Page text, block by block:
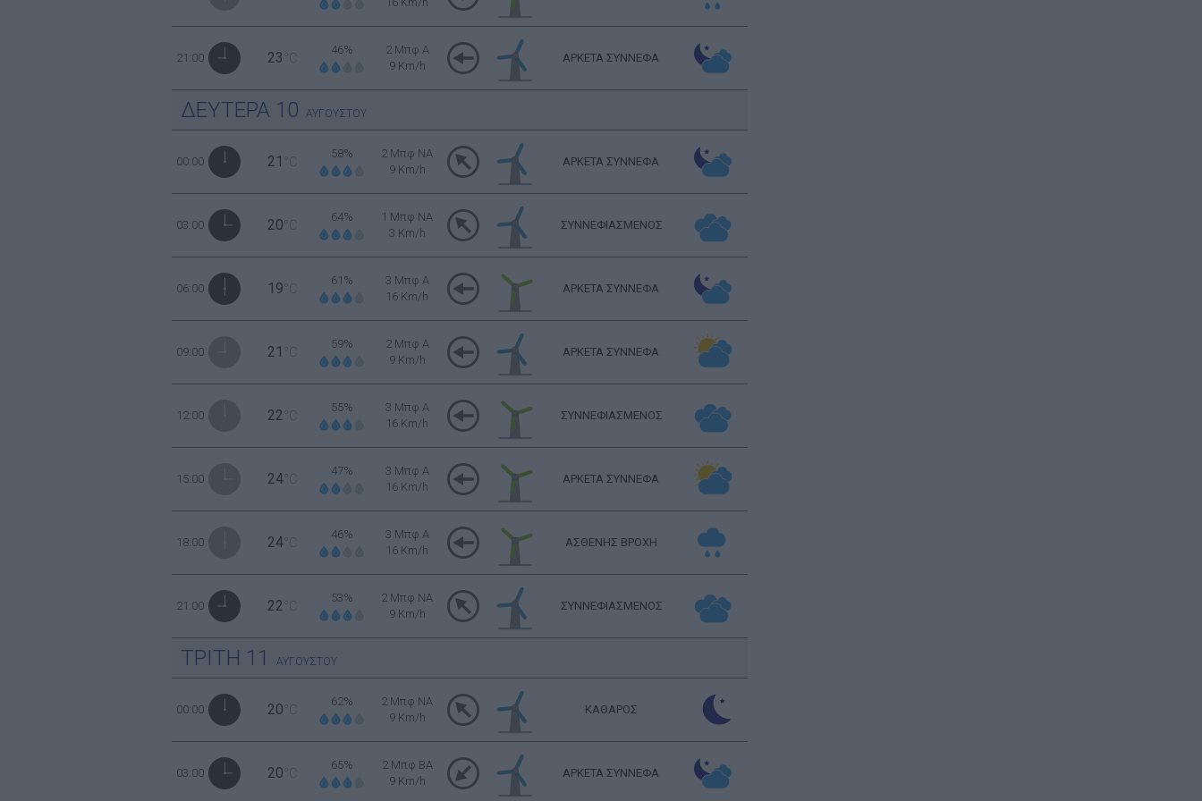
21:00 23 °C
46%
2 Μπφ Α
9 Km/h
ΑΡΚΕΤΑ ΣΥΝΝΕΦΑ
ΔΕΥΤΕΡΑ 10 ΑΥΓΟΥΣΤΟΥ
00:00 21 °C
58%
2 Μπφ NA
9 Km/h
ΑΡΚΕΤΑ ΣΥΝΝΕΦΑ
03:00 20 °C
64%
1 Μπφ NA
3 Km/h
ΣΥΝΝΕΦΙΑΣΜΕΝΟΣ
06:00 19 °C
61%
3 Μπφ Α
16 Km/h
ΑΡΚΕΤΑ ΣΥΝΝΕΦΑ
09:00 21 °C
59%
2 Μπφ Α
9 Km/h
ΑΡΚΕΤΑ ΣΥΝΝΕΦΑ
12:00 22 °C
55%
3 Μπφ Α
16 Km/h
ΣΥΝΝΕΦΙΑΣΜΕΝΟΣ
15:00 24 °C
47%
3 Μπφ Α
16 Km/h
ΑΡΚΕΤΑ ΣΥΝΝΕΦΑ
18:00 24 °C
46%
3 Μπφ Α
16 Km/h
ΑΣΘΕΝΗΣ ΒΡΟΧΗ
21:00 22 °C
53%
2 Μπφ NA
9 Km/h
ΣΥΝΝΕΦΙΑΣΜΕΝΟΣ
ΤΡΙΤΗ 11 ΑΥΓΟΥΣΤΟΥ
00:00 20 °C
62%
2 Μπφ NA
9 Km/h
ΚΑΘΑΡΟΣ
03:00 20 °C
65%
2 Μπφ BA
9 Km/h
ΑΡΚΕΤΑ ΣΥΝΝΕΦΑ